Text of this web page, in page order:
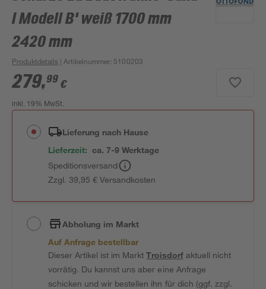
I Modell B' weiß 1700 mm
2420 mm
Produktdetails | Artikelnummer: 5100203
279,99 €
inkl. 19% MwSt.
Lieferung nach Hause
Lieferzeit: ca. 7-9 Werktage
Speditionsversand
Zzgl. 39,95 € Versandkosten
Abholung im Markt
Auf Anfrage bestellbar
Dieser Artikel ist im MarktTroisdorfaktuell nicht
vorrätig. Du kannst uns aber eine Anfrage
schicken und wir bestellen ihn für dich (ggf. zzgl.